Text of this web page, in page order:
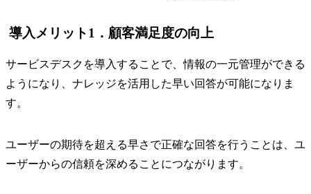
導入メリット1．顧客満足度の向上
サービスデスクを導入することで、情報の一元管理ができる
ようになり、ナレッジを活用した早い回答が可能になりま
す。
ユーザーの期待を超える早さで正確な回答を行うことは、ユ
ーザーからの信頼を深めることにつながります。